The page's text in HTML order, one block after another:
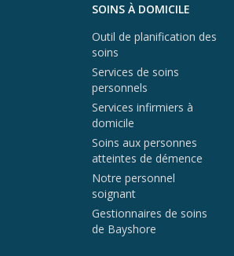
Aller au contenu du pied de page
SOINS À DOMICILE
Outil de planification des
soins
Services de soins
personnels
Services infirmiers à
domicile
Soins aux personnes
atteintes de démence
Notre personnel
soignant
Gestionnaires de soins
de Bayshore